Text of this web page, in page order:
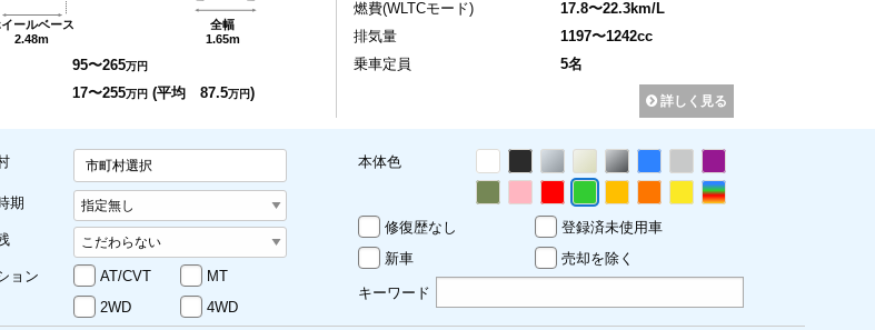
ールベース
2.48m
全幅
1.65m
95〜265万円
17〜255万円 (平均 87.5万円)
燃費(WLTCモード)
17.8〜22.3km/L
排気量
1197〜1242cc
乗車定員
5名
詳しく見る
市町村選択
期
ョン AT/CVT
MT
2WD 4WD
本体色
修復歴なし
登録済未使用車
新車
売却を除く
キーワード